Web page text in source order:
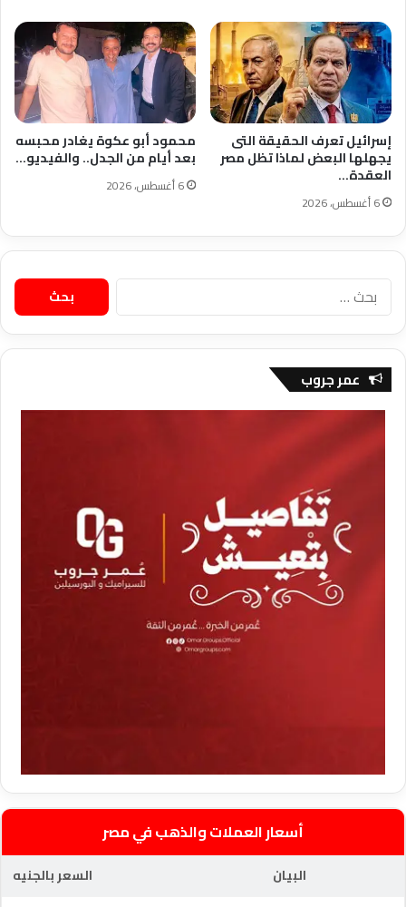
إسرائيل تعرف الحقيقة التى
يجهلها البعض لماذا تظل مصر
العقدة…
6 أغسطس، 2026
محمود أبو عكوة يغادر محبسه
بعد أيام من الجدل.. والفيديو…
6 أغسطس، 2026
البحث
عن:
عمر جروب
أسعار العملات والذهب في مصر
البيان
السعر بالجنيه